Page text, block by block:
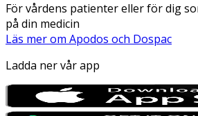
För vårdens patienter eller för dig
på din medicin
Läs mer om Apodos och Dospac
Ladda ner vår app